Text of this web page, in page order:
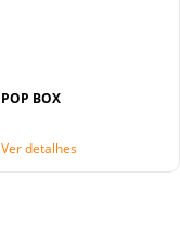
POP BOX
Ver detalhes